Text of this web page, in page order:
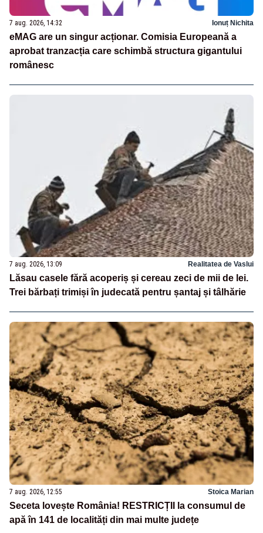
7 aug. 2026, 14:32 Ionuț Nichita
eMAG are un singur acționar. Comisia Europeană a
aprobat tranzacția care schimbă structura gigantului
românesc
7 aug. 2026, 13:09 Realitatea de Vaslui
Lăsau casele fără acoperiș și cereau zeci de mii de lei.
Trei bărbați trimiși în judecată pentru șantaj și tâlhărie
7 aug. 2026, 12:55 Stoica Marian
Seceta lovește România! RESTRICȚII la consumul de
apă în 141 de localități din mai multe județe